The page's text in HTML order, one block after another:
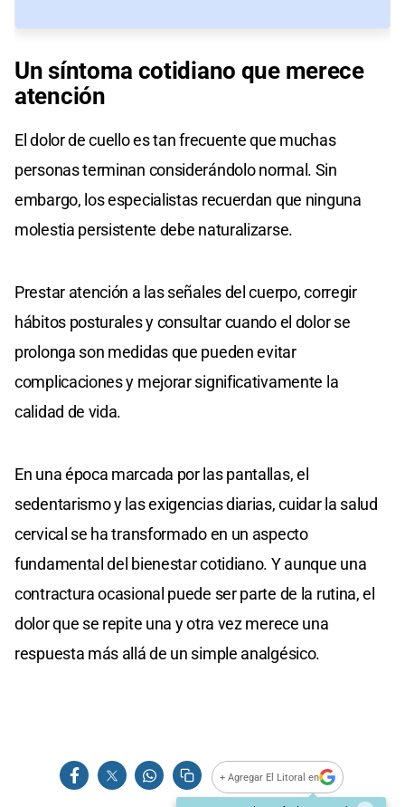
Un síntoma cotidiano que merece
atención
El dolor de cuello es tan frecuente que muchas
personas terminan considerándolo normal. Sin
embargo, los especialistas recuerdan que ninguna
molestia persistente debe naturalizarse.
Prestar atención a las señales del cuerpo, corregir
hábitos posturales y consultar cuando el dolor se
prolonga son medidas que pueden evitar
complicaciones y mejorar significativamente la
calidad de vida.
En una época marcada por las pantallas, el
sedentarismo y las exigencias diarias, cuidar la salud
cervical se ha transformado en un aspecto
fundamental del bienestar cotidiano. Y aunque una
contractura ocasional puede ser parte de la rutina, el
dolor que se repite una y otra vez merece una
respuesta más allá de un simple analgésico.
+ Agregar El Litoral en